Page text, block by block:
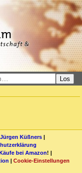
Los
Küßners |
bei Amazon! |
| Cookie-Einstellungen